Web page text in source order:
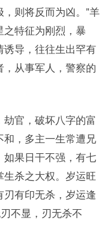
则将反而为凶。”羊
之特征为刚烈，暴
诱导，往往生出罕有
，从事军人，警察的
官，破坏八字的富
和，多主一生常遭兄
如果日干不强，有七
生杀之大权。岁运旺
刃有印无杀，岁运逢
不显，刃无杀不